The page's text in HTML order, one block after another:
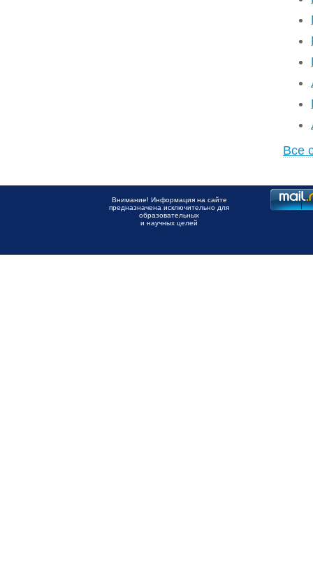
Все
Внимание! Информация на сайте
предназначена исключительно для
образовательных
и научных целей